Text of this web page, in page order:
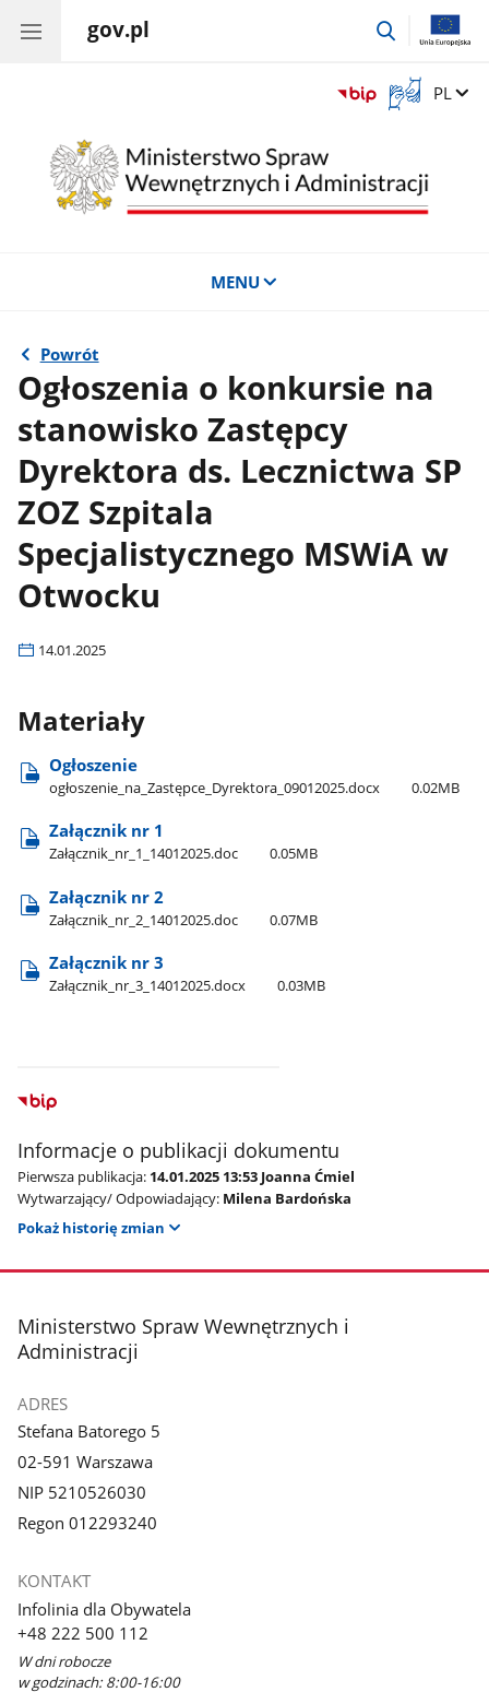
gov.pl
przejdź
Otwórz
okno
języka
migowego
Zmień
PL
MENU
Powrót
Ogłoszenia o konkursie na
stanowisko Zastępcy
Dyrektora ds. Lecznictwa SP
ZOZ Szpitala
Specjalistycznego MSWiA w
Otwocku
14.01.2025
Materiały
Ogłoszenie
ogłoszenie​_na​_Zastępce​_Dyrektora​_09012025.docx 0.02MB
Załącznik nr 1
Załącznik​_nr​_1​_14012025.doc 0.05MB
Załącznik nr 2
Załącznik​_nr​_2​_14012025.doc 0.07MB
Załącznik nr 3
Załącznik​_nr​_3​_14012025.docx 0.03MB
Informacje o publikacji dokumentu
Pierwsza publikacja: 14.01.2025 13:53 Joanna Ćmiel
Wytwarzający/ Odpowiadający: Milena Bardońska
Pokaż historię zmian
stopka
Ministerstwo Spraw Wewnętrznych i
Administracji
ADRES
Stefana Batorego 5
02-591 Warszawa
NIP 5210526030
Regon 012293240
KONTAKT
Infolinia dla Obywatela
+48 222 500 112
W dni robocze
w godzinach: 8:00-16:00